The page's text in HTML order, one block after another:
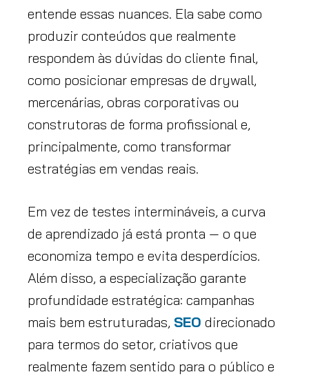
entende essas nuances. Ela sabe como
produzir conteúdos que realmente
respondem às dúvidas do cliente final,
como posicionar empresas de drywall,
mercenárias, obras corporativas ou
construtoras de forma profissional e,
principalmente, como transformar
estratégias em vendas reais.
Em vez de testes intermináveis, a curva
de aprendizado já está pronta — o que
economiza tempo e evita desperdícios.
Além disso, a especialização garante
profundidade estratégica: campanhas
mais bem estruturadas, SEO direcionado
para termos do setor, criativos que
realmente fazem sentido para o público e